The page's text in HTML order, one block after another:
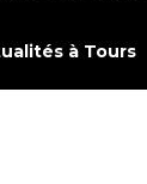
à Tours